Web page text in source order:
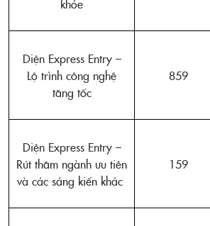
khỏe
Diện Express Entry –
Lộ trình công nghệ
tăng tốc
859
Diện Express Entry –
Rút thăm ngành ưu tiên
và các sáng kiến khác
159